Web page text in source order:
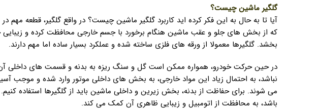
گلگیر ماشین چیست؟
آیا تا به حال به این فکر کرده اید کاربرد گلگیر ماشین چیست؟ در واقع گلگیر، قطعه مهم
که از بخش های جلو و عقب ماشین هنگام برخورد با جسم خارجی محافظت کرده و
بخشد. گلگیرها معمولا از ورقه های فلزی ساخته شده و عملکرد بسیار ساده اما مهم دارند.
در حین حرکت خودرو، همواره ممکن است گل و سنگ ریزه به بدنه و قسمت های داخلی آن
نباشد، به احتمال زیاد این مواد خارجی، به بخش های داخلی موتور وارد شده و موجب
می شوند. برای حفاظت از بدنه، بخش زیرین و داخلی ماشین باید از گلگیرها استفاده
باشد، به محافظت از اتومبیل و زیبایی ظاهری آن کمک می کند.